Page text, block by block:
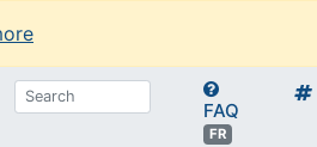
FAQ
FR